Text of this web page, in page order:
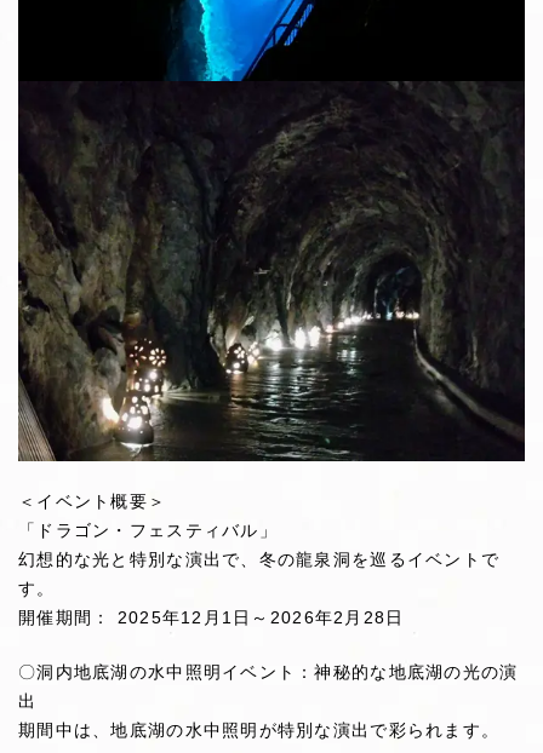
＜イベント概要＞
「ドラゴン・フェスティバル」
幻想的な光と特別な演出で、冬の龍泉洞を巡るイベントで
す。
開催期間： 2025年12月1日～2026年2月28日
〇洞内地底湖の水中照明イベント：神秘的な地底湖の光の演
出
期間中は、地底湖の水中照明が特別な演出で彩られます。